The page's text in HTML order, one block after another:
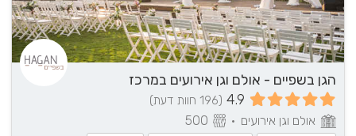
הגן בשפיים - אולם וגן אירועים במרכז
4.9 (196 חוות דעת)
אולם וגן אירועים •